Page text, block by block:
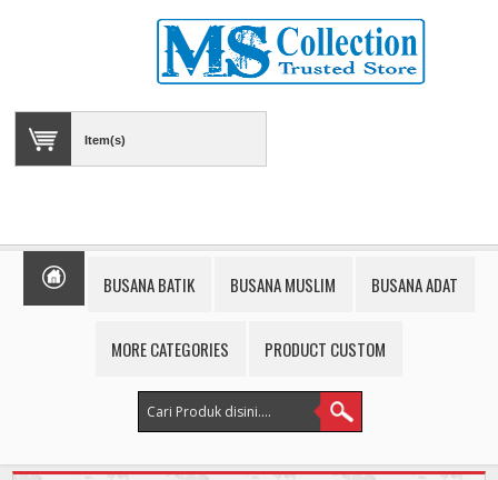
Item(s)
BUSANA BATIK BUSANA MUSLIM BUSANA ADAT
MORE CATEGORIES PRODUCT CUSTOM